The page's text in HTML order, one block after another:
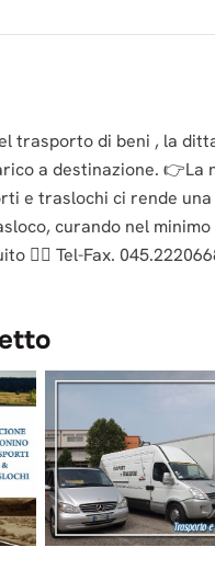
trasporto di beni , la
a destinazione. 👉La
e traslochi ci rende
curando nel
🏃‍♂️ Tel-Fax.